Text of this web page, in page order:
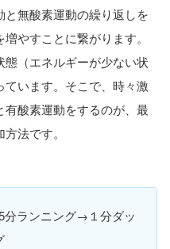
無酸素運動の繰り返しを
やすことに繋がります。
態（エネルギーが少ない状
います。そこで、時々激
有酸素運動をするのが、最
法です。
ランニング→１分ダッ